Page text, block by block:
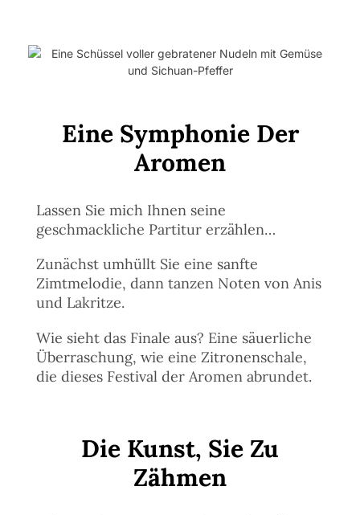
Eine Symphonie Der
Aromen
Lassen Sie mich Ihnen seine
geschmackliche Partitur erzählen…
Zunächst umhüllt Sie eine sanfte
Zimtmelodie, dann tanzen Noten von Anis
und Lakritze.
Wie sieht das Finale aus? Eine säuerliche
Überraschung, wie eine Zitronenschale,
die dieses Festival der Aromen abrundet.
Die Kunst, Sie Zu
Zähmen